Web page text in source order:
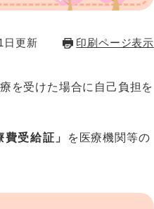
日更新 印刷ページ表示
を受けた場合に自己負担を
費受給証」
を医療機関等の